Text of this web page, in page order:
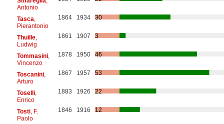
Antonio
Tasca
Pierantonio
1864 1934 30
Thuille,
Ludwig
1861 1907 3
Tommasini,
Vincenzo
1878 1950 46
Toscanini,
Arturo
1867 1957 53
Toselli,
Enrico
1883 1926 22
Tosti, F.
Paolo
1846 1916 12